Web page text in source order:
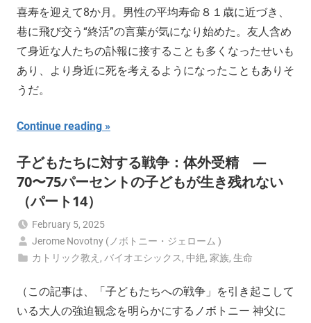
喜寿を迎えて8か月。男性の平均寿命８１歳に近づき、
巷に飛び交う“終活”の言葉が気になり始めた。友人含め
て身近な人たちの訃報に接することも多くなったせいも
あり、より身近に死を考えるようになったこともありそ
うだ。
Continue reading
子どもたちに対する戦争：体外受精 —
70〜75パーセントの子どもが生き残れない
（パート14）
February 5, 2025
Jerome Novotny (ノボトニー・ジェローム )
カトリック教え , バイオエシックス,中絶,家族,生命
（この記事は、「子どもたちへの戦争」を引き起こして
いる大人の強迫観念を明らかにするノボトニー 神父に